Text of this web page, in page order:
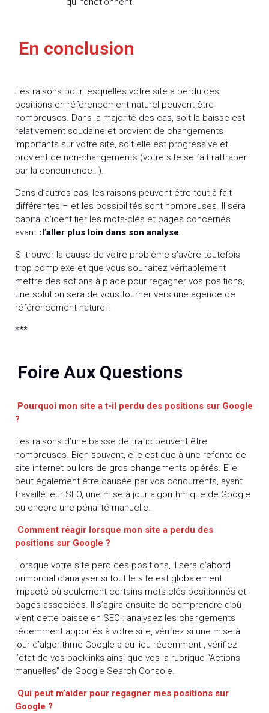
En conclusion
Les raisons pour lesquelles votre site a perdu des
positions en référencement naturel peuvent être
nombreuses. Dans la majorité des cas, soit la baisse est
relativement soudaine et provient de changements
importants sur votre site, soit elle est progressive et
provient de non-changements (votre site se fait rattraper
par la concurrence…).
Dans d’autres cas, les raisons peuvent être tout à fait
différentes – et les possibilités sont nombreuses. Il sera
capital d’identifier les mots-clés et pages concernés
avant d’aller plus loin dans son analyse.
Si trouver la cause de votre problème s’avère toutefois
trop complexe et que vous souhaitez véritablement
mettre des actions à place pour regagner vos positions,
une solution sera de vous tourner vers une agence de
référencement naturel !
***
Foire Aux Questions
Pourquoi mon site a t-il perdu des positions sur Google
?
Les raisons d’une baisse de trafic peuvent être
nombreuses. Bien souvent, elle est due à une refonte de
site internet ou lors de gros changements opérés. Elle
peut également être causée par vos concurrents, ayant
travaillé leur SEO, une mise à jour algorithmique de Google
ou encore une pénalité manuelle.
Comment réagir lorsque mon site a perdu des
positions sur Google ?
Lorsque votre site perd des positions, il sera d’abord
primordial d’analyser si tout le site est globalement
impacté où seulement certains mots-clés positionnés et
pages associées. Il s’agira ensuite de comprendre d’où
vient cette baisse en SEO : analysez les changements
récemment apportés à votre site, vérifiez si une mise à
jour d’algorithme Google a eu lieu récemment , vérifiez
l’état de vos backlinks ainsi que vos la rubrique “Actions
manuelles” de Google Search Console.
Qui peut m’aider pour regagner mes positions sur
Google ?